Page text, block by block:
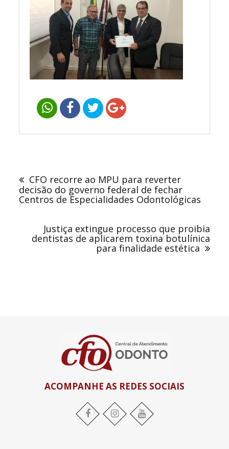
PostCFO recorre ao MPU para reverter
decisão do governo federal de fechar
Centros de Especialidades Odontológicas
Justiça extingue processo que proibia
dentistas de aplicarem toxina botulínica
para finalidade estética
ACOMPANHE AS REDES SOCIAIS
Facebook Instagram YouTube